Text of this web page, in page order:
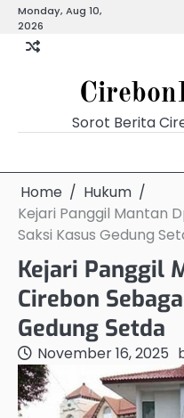
Skip
content
Monday, Aug 10,
2026
Sorot Berita
Home
Hukum
Kejari Panggil Mantan
Saksi Kasus Gedung
Kejari Panggil
Cirebon
Gedung Setda
November 16, 2025